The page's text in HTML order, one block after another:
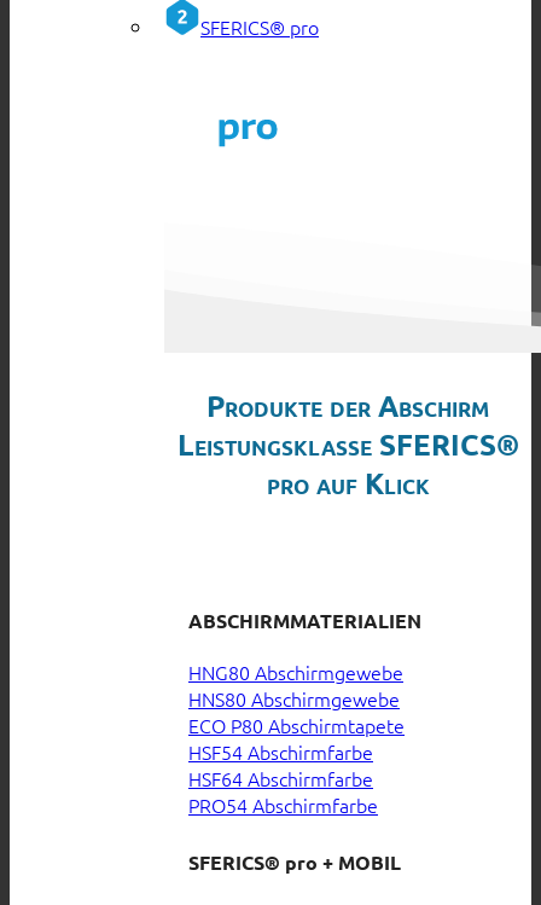
SFERICS® pro
Produkte der Abschirm
Leistungsklasse SFERICS®
pro auf Klick
ABSCHIRMMATERIALIEN
HNG80 Abschirmgewebe
HNS80 Abschirmgewebe
ECO P80 Abschirmtapete
HSF54 Abschirmfarbe
HSF64 Abschirmfarbe
PRO54 Abschirmfarbe
SFERICS® pro + MOBIL